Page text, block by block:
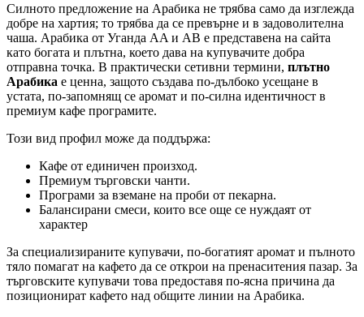
Силното предложение на Арабика не трябва само да изглежда
добре на хартия; то трябва да се превърне и в задоволителна
чаша. Арабика от Уганда AA и AB е представена на сайта
като богата и плътна, което дава на купувачите добра
отправна точка. В практически сетивни термини, плътно
Арабика е ценна, защото създава по-дълбоко усещане в
устата, по-запомнящ се аромат и по-силна идентичност в
премиум кафе програмите.
Този вид профил може да поддържа:
Кафе от единичен произход.
Премиум търговски чанти.
Програми за вземане на проби от пекарна.
Балансирани смеси, които все още се нуждаят от
характер
За специализираните купувачи, по-богатият аромат и пълното
тяло помагат на кафето да се открои на пренаситения пазар. За
търговските купувачи това предоставя по-ясна причина да
позиционират кафето над общите линии на Арабика.